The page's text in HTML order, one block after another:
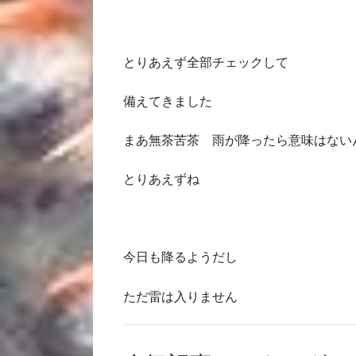
とりあえず全部チェックして
備えてきました
まあ無茶苦茶 雨が降ったら意味はない
とりあえずね
今日も降るようだし
ただ雷は入りません